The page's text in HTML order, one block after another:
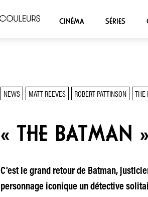
CINÉMA SÉRIES
NEWS MATT REEVES ROBERT PATTINSON THE
« THE BATMAN
C’est le grand retour de Batman,
personnage iconique un détective